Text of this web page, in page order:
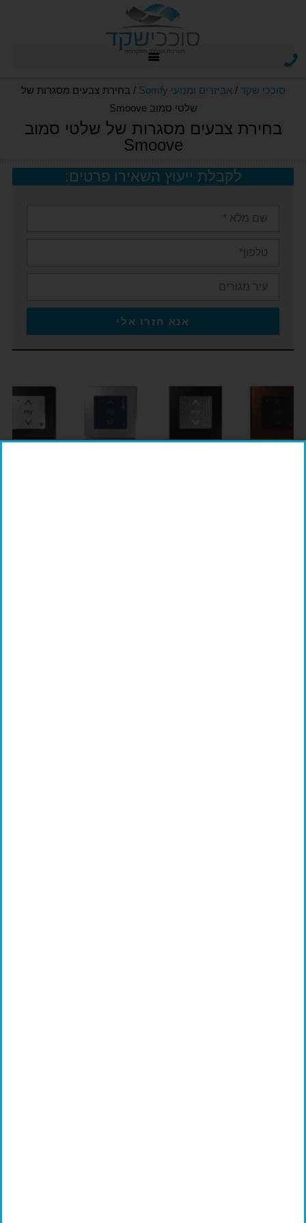
סוככי שקד /אביזרים ומנועי Somfy / בחירת צבעים מסגרות של
שלטי סמוב Smoove
בחירת צבעים מסגרות של שלטי סמוב
Smoove
לקבלת ייעוץ השאירו פרטים:
אנא חזרו אלי